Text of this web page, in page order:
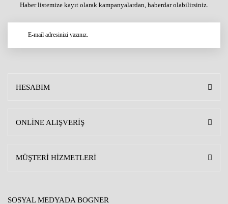
Haber listemize kayıt olarak kampanyalardan, haberdar olabilirsiniz.
HESABIM
ONLİNE ALIŞVERİŞ
MÜŞTERİ HİZMETLERİ
SOSYAL MEDYADA BOGNER